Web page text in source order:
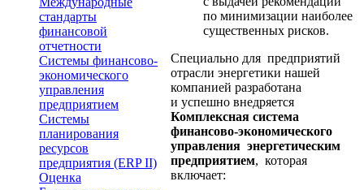
стандарты
финансовой
отчетности
Системы финансово-
экономического
управления
предприятием
Системы
планирования
ресурсов
предприятия (ERP II)
Оценка
по минимизации наиболее
существенных рисков.
Специально для предприятий
отрасли энергетики нашей
компанией разработана
и успешно внедряется
Комплексная система
финансово-экономического
управления энергетическим
предприятием, которая
включает: